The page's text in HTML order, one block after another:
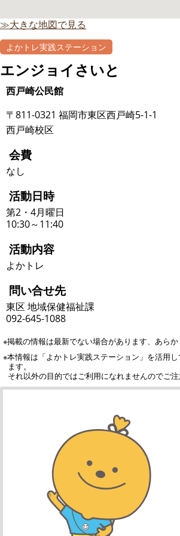
≫大きな地図で見る
よかトレ実践ステーション
エンジョイさいと
西戸崎公民館
〒811-0321 福岡市東区西戸崎5-1-1
西戸崎校区
会費
なし
活動日時
第2・4月曜日
10:30～11:40
活動内容
よかトレ
問い合せ先
東区 地域保健福祉課
092-645-1088
※掲載の情報は最新でない場合があります、あらか
※本情報は「よかトレ実践ステーション」を活用
ます。
それ以外の目的ではご利用になれませんのでご注